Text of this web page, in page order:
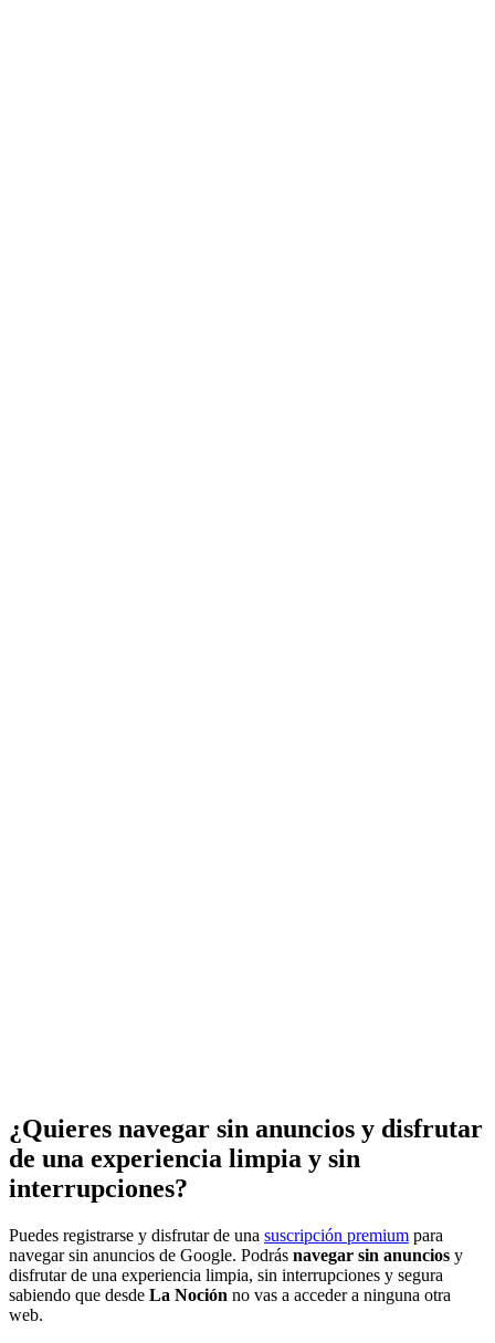
¿Quieres navegar sin anuncios y disfrutar
de una experiencia limpia y sin
interrupciones?
Puedes registrarse y disfrutar de una suscripción premium para
navegar sin anuncios de Google. Podrás navegar sin anuncios y
disfrutar de una experiencia limpia, sin interrupciones y segura
sabiendo que desde La Noción no vas a acceder a ninguna otra
web.